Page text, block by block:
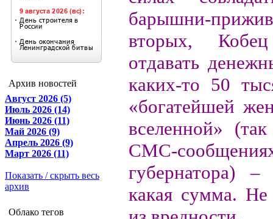
Архив новостей
Август 2026 (5)
Июль 2026 (14)
Июнь 2026 (11)
Май 2026 (9)
Апрель 2026 (9)
Март 2026 (11)
Показать / скрыть весь
архив
Облако тегов
барышни-
вторых,
отдавать
каких-то 50
«богатейшей
вселенной»
СМС-
губернатора)
какая сумма. Не